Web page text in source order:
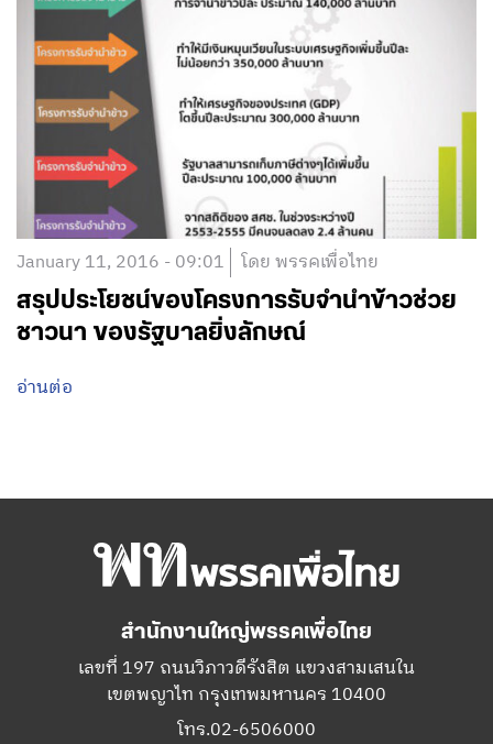
January 11, 2016 - 09:01 โดย พรรคเพื่อไทย
สรุปประโยชน์ของโครงการรับจำนำข้าวช่วย
ชาวนา ของรัฐบาลยิ่งลักษณ์
อ่านต่อ
สำนักงานใหญ่พรรคเพื่อไทย
เลขที่ 197 ถนนวิภาวดีรังสิต แขวงสามเสนใน
เขตพญาไท กรุงเทพมหานคร 10400
โทร.02-6506000